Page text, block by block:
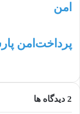
امن
پرداخت‌امن
‫2 دیدگاه ها